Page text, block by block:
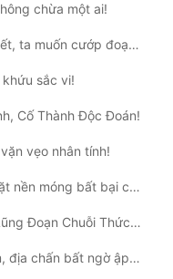
chừa một ai!
muốn cướp đoạt tất cả!
sắc vi!
Cố Thành Độc Đoán!
vẹo nhân tính!
Chương 60: Tung tích tinh linh, đặt nền móng bất bại cho Tờ Mờ Sáng!
Chương 61: Dị Biến Châu Chấu, Lũng Đoạn Chuỗi Thức Ăn Đầu!
Chương 62: Hiệu ứng cánh bướm, địa chấn bất ngờ ập đến!